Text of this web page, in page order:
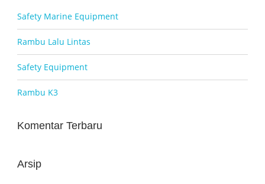
Safety Marine Equipment
Rambu Lalu Lintas
Safety Equipment
Rambu K3
Komentar Terbaru
Arsip